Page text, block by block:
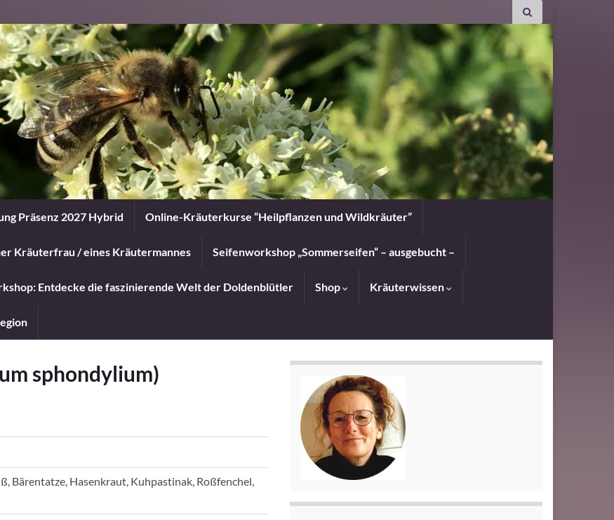
Präsenz 2027 Hybrid Online-Kräuterkurse “Heilpflanzen und Wildkräuter”
Kräuterfrau / eines Kräutermannes Seifenworkshop „Sommerseifen“ – ausgebucht –
Entdecke die faszinierende Welt der Doldenblütler Shop Kräuterwissen
sphondylium)
Bärentatze, Hasenkraut, Kuhpastinak, Roßfenchel,